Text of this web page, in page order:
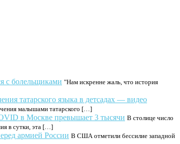
с болельщиками "Нам искренне жаль, что история
татарского языка в детсадах — видео
малышами татарского […]
в Москве превышает 3 тысячи В столице число
в сутки, эта […]
армией России В США отметили бессилие западной